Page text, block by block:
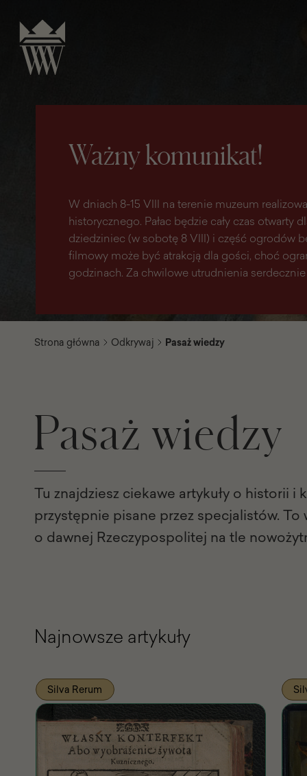
Ważny komunikat!
W dniach 8-15 VIII na terenie muzeum
historycznego. Pałac będzie cały czas otwarty
dziedziniec (w sobotę 8 VIII) i część ogrodów
filmowy może być atrakcją dla gości, choć
godzinach. Za chwilowe utrudnienia serdecznie
Strona główna Odkrywaj Pasaż wiedzy
Pasaż wiedzy
Tu znajdziesz ciekawe artykuły o historii i
przystępnie pisane przez specjalistów. To
o dawnej Rzeczypospolitej na tle
Najnowsze artykuły
Silva Rerum